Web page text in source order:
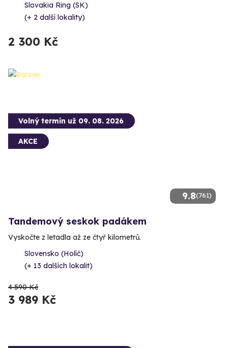
Slovakia Ring (SK)
(+ 2 další lokality)
2 300 Kč
9.8(761)
Volný termín už 09. 08. 2026
AKCE
Tandemový seskok padákem
Vyskočte z letadla až ze čtyř kilometrů.
Slovensko (Holíč)
(+ 13 dalších lokalit)
4 590 Kč
3 989 Kč